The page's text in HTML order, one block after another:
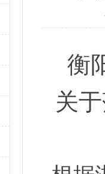
衡
关